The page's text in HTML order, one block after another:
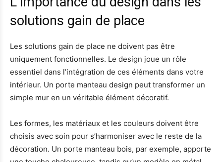
solutions gain de place
Les solutions gain de place ne doivent pas être
uniquement fonctionnelles. Le design joue un rôle
essentiel dans l’intégration de ces éléments dans votre
intérieur. Un porte manteau design peut transformer un
simple mur en un véritable élément décoratif.
Les formes, les matériaux et les couleurs doivent être
choisis avec soin pour s’harmoniser avec le reste de la
décoration. Un porte manteau bois, par exemple, apporte